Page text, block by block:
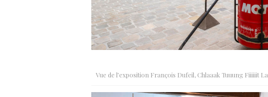
Vue de l’exposition François Dufeil, Chlaaak Tuuung Fiiiiiit